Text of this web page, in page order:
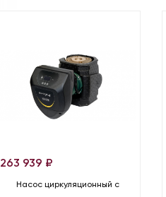
263 939 ₽
Насос циркуляционный с